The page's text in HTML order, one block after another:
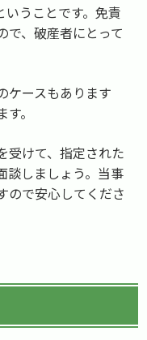
いうことです。免責
で、破産者にとって
ケースもあります
。
受けて、指定された
談しましょう。当事
ので安心してくださ